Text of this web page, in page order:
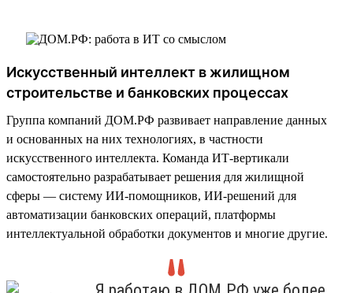
Искусственный интеллект в жилищном
строительстве и банковских процессах
Группа компаний ДОМ.РФ развивает направление данных
и основанных на них технологиях, в частности
искусственного интеллекта. Команда ИТ-вертикали
самостоятельно разрабатывает решения для жилищной
сферы — систему ИИ-помощников, ИИ-решений для
автоматизации банковских операций, платформы
интеллектуальной обработки документов и многие другие.